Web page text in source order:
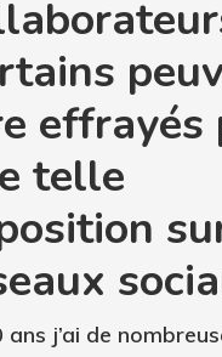
effrayés
telle
ans j’ai de